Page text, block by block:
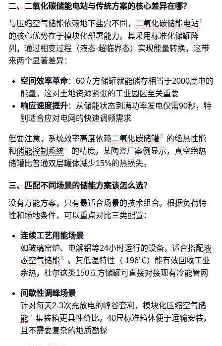
二、二氧化碳储能电站与传统方案的核心差异在哪？
与压缩空气储能依赖地下盐穴不同， 二氧化碳储能电站
的核心优势在于模块化部署能力。其采用标准化储罐阵
列，通过相变过程（液态-超临界态）实现能量转换，这带
来两个显著差异：
空间效率革命：60立方储罐就能储存相当于2000度电的
能量，这对土地资源紧张的工业园区至关重要
响应速度提升：从储能状态到满功率发电仅需90秒，特
别适合应对电网的快速调频需求
但要注意，系统效率高度依赖二氧化碳储罐
的绝热性能
和储能控制系统
的精度。某陶瓷厂案例显示，真空绝热
储罐比普通双层罐体减少15%的热损失。
三、匹配不同场景的储能方案该怎么选？
没有万能方案，只有最适合场景的技术组合。根据负荷特
性和场地条件，可以重点对比三类配置：
连续工艺用能场景
如玻璃窑炉、电解铝等24小时运行的设备，适合搭配液
态空气储能
。其低温特性（-196℃）能有效回收工业
余热，杜尔这类150立方储罐可直接对接现有冷能管网
间歇性调峰场景
针对每天2-3次充放电的峰谷套利，模块化压缩空气储
能
集装箱更具性价比。40尺标准箱体便于运输安装，
且不需要复杂的地质勘探